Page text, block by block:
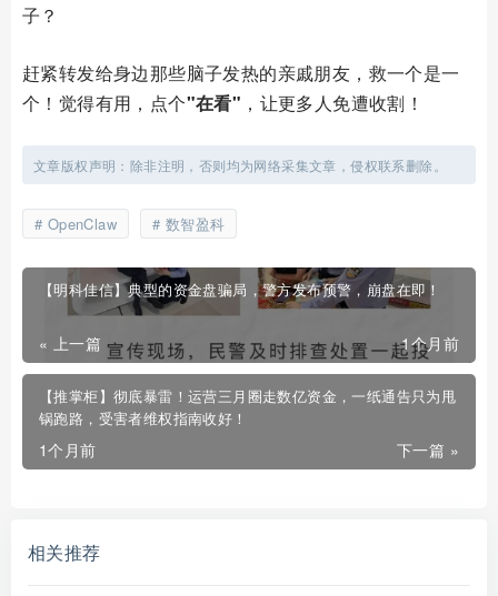
子？
赶紧转发给身边那些脑子发热的亲戚朋友，救一个是一
个！觉得有用，点个‌"在看" ‌，让更多人免遭收割！
文章版权声明：除非注明，否则均为网络采集文章，侵权联系删除。
OpenClaw 数智盈科
【明科佳信】典型的资金盘骗局，警方发布预警，崩盘在即！
« 上一篇 1个月前
【推掌柜】彻底暴雷！运营三月圈走数亿资金，一纸通告只为甩
锅跑路，受害者维权指南收好！
下一篇 »
1个月前
相关推荐